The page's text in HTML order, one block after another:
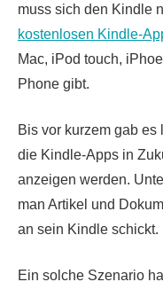
muss sich den Kindle
kostenlosen Kindle-
Mac, iPod touch,
Phone gibt.
Bis vor kurzem gab es
die Kindle-Apps in
anzeigen werden.
man Artikel und
an sein Kindle schickt.
Ein solche Szenario